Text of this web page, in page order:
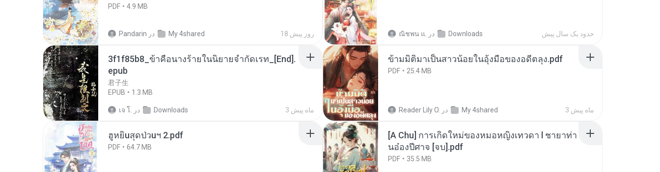
PDF 4.9 MB
Pandarin در My 4shared 18 روز پیش ณิชพน แ. در Downloads حدود یک سال پیش
3f1f85b8_ข้าคือนางร้ายในนิยายจำกัดเรท_[End].
epub
君子生
EPUB
1.3 MB
เจ โ. در Downloads 3 ماه پیش
ข้ามมิติมาเป็นสาวน้อยในอุ้งมือของอดีตลุง.pdf
PDF 25.4 MB
Reader Lily O. در My 4shared 3 ماه پیش
ฮูหยิuสุดป่วuฯ 2.pdf
PDF 64.7 MB
[A Chu] การเกิดใหม่ของหมอหญิงเทวดา l ชายาท่า
นอ๋องปีศาจ [จบ].pdf
PDF 35.5 MB